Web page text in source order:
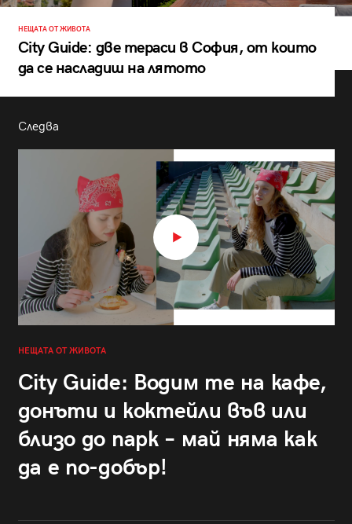
НЕЩАТА ОТ ЖИВОТА
City Guide: две тераси в София, от които
да се насладиш на лятото
Следва
НЕЩАТА ОТ ЖИВОТА
City Guide: Водим те на кафе,
донъти и коктейли във или
близо до парк – май няма как
да е по-добър!